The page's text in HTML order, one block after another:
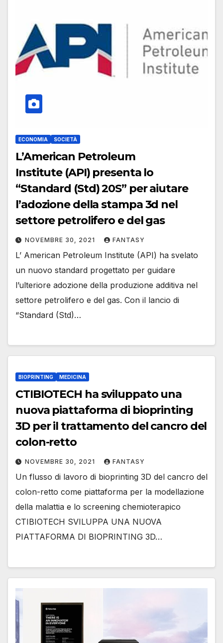
ECONOMIA SOCIETÀ
L’American Petroleum
Institute (API) presenta lo
“Standard (Std) 20S” per aiutare
l’adozione della stampa 3d nel
settore petrolifero e del gas
NOVEMBRE 30, 2021 FANTASY
L’ American Petroleum Institute (API) ha svelato
un nuovo standard progettato per guidare
l’ulteriore adozione della produzione additiva nel
settore petrolifero e del gas. Con il lancio di
“Standard (Std)…
BIOPRINTING MEDICINA
CTIBIOTECH ha sviluppato una
nuova piattaforma di bioprinting
3D per il trattamento del cancro del
colon-retto
NOVEMBRE 30, 2021 FANTASY
Un flusso di lavoro di bioprinting 3D del cancro del
colon-retto come piattaforma per la modellazione
della malattia e lo screening chemioterapico
CTIBIOTECH SVILUPPA UNA NUOVA
PIATTAFORMA DI BIOPRINTING 3D…